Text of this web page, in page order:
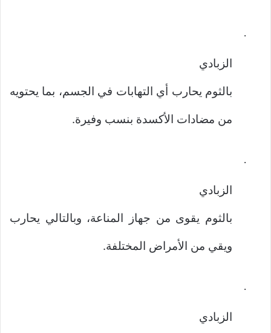
·
الزبادي
بالثوم يحارب أي التهابات في الجسم، بما يحتويه
من مضادات الأكسدة بنسب وفيرة.
·
الزبادي
بالثوم يقوى من جهاز المناعة، وبالتالي يحارب
ويقي من الأمراض المختلفة.
·
الزبادي